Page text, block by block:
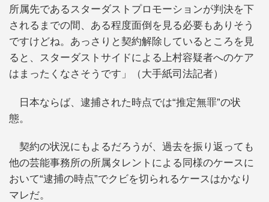
所属先であるスターダストプロモーションが判決を下
されるまでの間、ある程度面倒を見る必要もありそう
ですけどね。あっさりと契約解除しているところを見
ると、スターダストサイドによる上村容疑者へのケア
はまったくなさそうです」（大手紙司法記者）
日本ならば、逮捕された時点では“推定無罪”の状
態。
契約の状況にもよるだろうが、過去を振り返っても
他の芸能事務所の所属タレントによる同様のケースに
おいて“逮捕の時点”でクビを切られるケースはかなり
マレだ。